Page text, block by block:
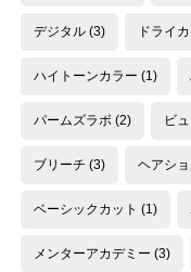
デジタル (3) ドライ
ハイトーンカラー (1)
パームズラボ (2) ビ
ブリーチ (3) ヘアシ
ベーシックカット (1)
メンターアカデミー (3)